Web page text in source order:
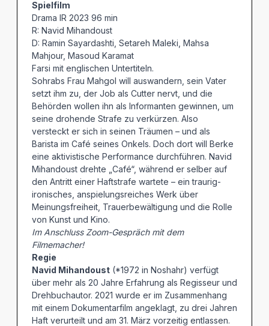
Spielfilm
Drama IR 2023 96 min
R: Navid Mihandoust
D: Ramin Sayardashti, Setareh Maleki, Mahsa
Mahjour, Masoud Karamat
Farsi mit englischen Untertiteln.
Sohrabs Frau Mahgol will auswandern, sein Vater
setzt ihm zu, der Job als Cutter nervt, und die
Behörden wollen ihn als Informanten gewinnen, um
seine drohende Strafe zu verkürzen. Also
versteckt er sich in seinen Träumen – und als
Barista im Café seines Onkels. Doch dort will Berke
eine aktivistische Performance durchführen. Navid
Mihandoust drehte „Café“, während er selber auf
den Antritt einer Haftstrafe wartete – ein traurig-
ironisches, anspielungsreiches Werk über
Meinungsfreiheit, Trauerbewältigung und die Rolle
von Kunst und Kino.
Im Anschluss Zoom-Gespräch mit dem
Filmemacher!
Regie
Navid Mihandoust (*1972 in Noshahr) verfügt
über mehr als 20 Jahre Erfahrung als Regisseur und
Drehbuchautor. 2021 wurde er im Zusammenhang
mit einem Dokumentarfilm angeklagt, zu drei Jahren
Haft verurteilt und am 31. März vorzeitig entlassen.